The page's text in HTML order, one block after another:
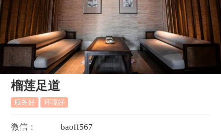
榴莲足道
服务好 环境好
微信： baoff567